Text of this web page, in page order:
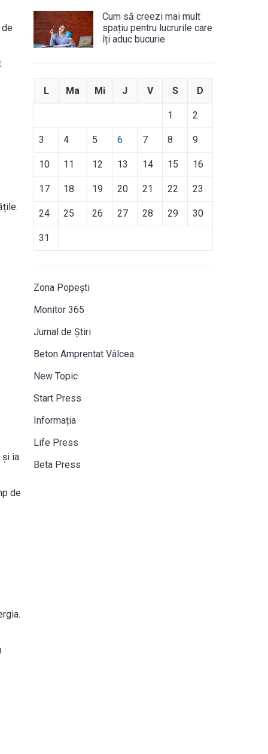
și ia
de
Cum să creezi mai mult
spațiu pentru lucrurile care
îți aduc bucurie
L Ma Mi J V S D
1 2
3 4 5 6 7 8 9
10 11 12 13 14 15 16
17 18 19 20 21 22 23
24 25 26 27 28 29 30
31
Zona Popești
Monitor 365
Jurnal de Știri
Beton Amprentat Vâlcea
New Topic
Start Press
Informația
Life Press
Beta Press